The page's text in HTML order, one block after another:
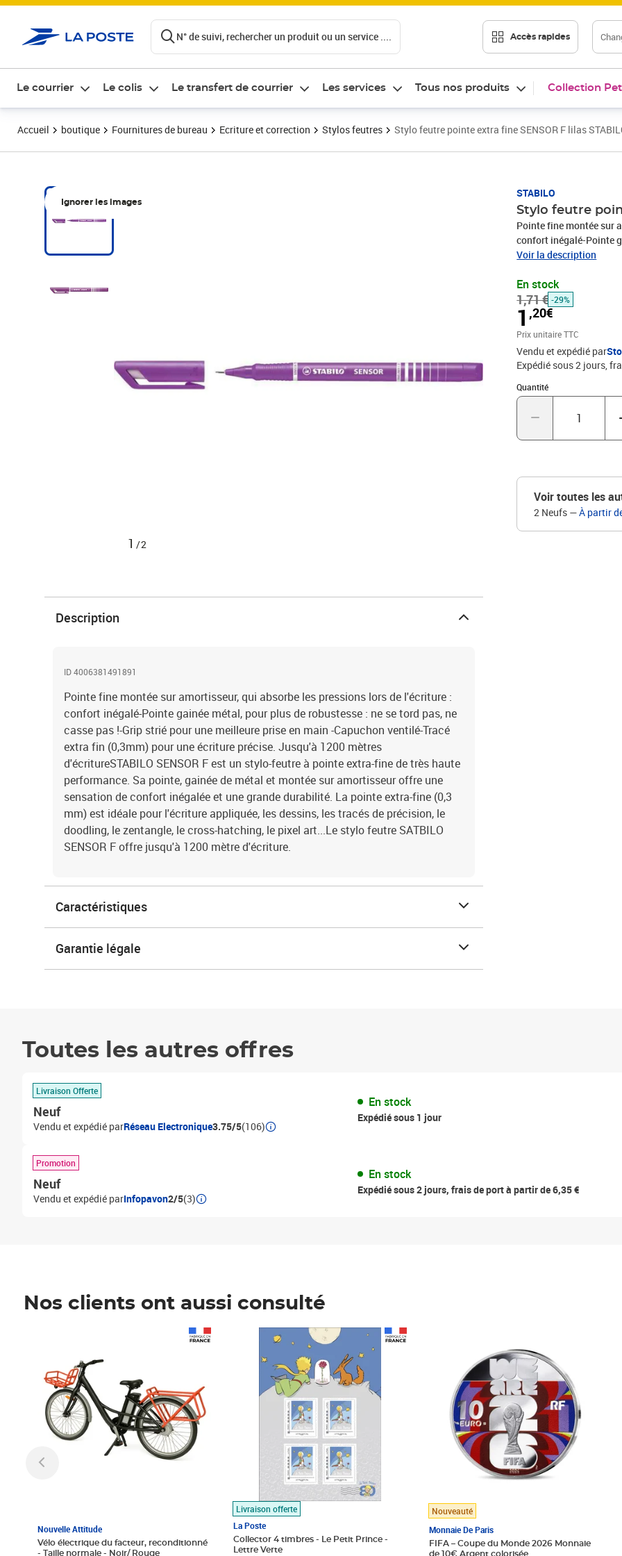
N° de suivi, rechercher un produit ou un service .... Accès rapides
Le courrier Le colis Le transfert de courrier Les services Tous nos produits Collection
Accueil boutique Fournitures de bureau Ecriture et correction Stylos feutres Stylo feutre pointe extra fine SENSOR F lilas
Ignorer les images
1 /2
STABILO
Stylo feutre
Pointe fine montée sur
confort inégalé-Pointe
casse pas !-Grip strié
SENSOR F est un
pointe, gainée de métal
inégalée et une grande
l'écriture appliquée, les
cross-hatching, le pixel
mètre d'écriture.
Voir la description
En stock
1,71 €
Prix barré 1,71 €
-29%
1,20€
Prix 1,20€
Prix unitaire TTC
Vendu et expédié par
Expédié sous 2 jours,
Quantité
Quantité : 1
Voir toutes les
2 Neufs —À partir
Description
ID 4006381491891
Pointe fine montée sur amortisseur, qui absorbe les pressions lors de l'écriture :
confort inégalé-Pointe gainée métal, pour plus de robustesse : ne se tord pas, ne
casse pas !-Grip strié pour une meilleure prise en main -Capuchon ventilé-Tracé
extra fin (0,3mm) pour une écriture précise. Jusqu'à 1200 mètres
d'écritureSTABILO SENSOR F est un stylo-feutre à pointe extra-fine de très haute
performance. Sa pointe, gainée de métal et montée sur amortisseur offre une
sensation de confort inégalée et une grande durabilité. La pointe extra-fine (0,3
mm) est idéale pour l'écriture appliquée, les dessins, les tracés de précision, le
doodling, le zentangle, le cross-hatching, le pixel art...Le stylo feutre SATBILO
SENSOR F offre jusqu'à 1200 mètre d'écriture.
Caractéristiques
Garantie légale
Toutes les autres offres
Livraison Offerte
Neuf
Vendu et expédié parRéseau Electronique3.75/5(106)
En stock
Expédié sous 1 jour
Promotion
Neuf
Vendu et expédié parInfopavon2/5(3)
En stock
Expédié sous 2 jours, frais de port à partir de 6,35 €
Nos clients ont aussi consulté
Nouvelle Attitude
Vélo électrique du facteur, reconditionné
- Taille normale - Noir/ Rouge
Livraison offerte
La Poste
Collector 4 timbres - Le Petit Prince -
Lettre Verte
Prix 7,50€
Nouveauté
Monnaie De Paris
FIFA – Coupe du Monde 2026 Monnaie
de 10€ Argent colorisée